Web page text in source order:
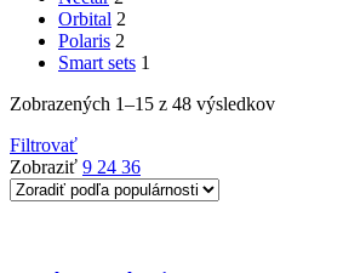
Orbital 2
Polaris 2
Smart sets 1
Zobrazených 1–15 z 48 výsledkov
Filtrovať
Zobraziť 9 24 36